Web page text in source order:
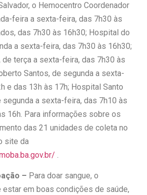
o Hemocentro Coordenador
feira a sexta-feira, das 7h30 às
das 7h30 às 16h30; Hospital do
a sexta-feira, das 7h30 às 16h30;
de terça a sexta-feira, das 7h30 às
Santos, de segunda a sexta-
e das 13h às 17h; Hospital Santo
segunda a sexta-feira, das 7h10 às
16h. Para informações sobre os
das 21 unidades de coleta no
site da
.
– Para doar sangue, o
estar em boas condições de saúde,